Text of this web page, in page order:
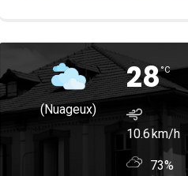
(nuageux)
28°C
10.6
73%